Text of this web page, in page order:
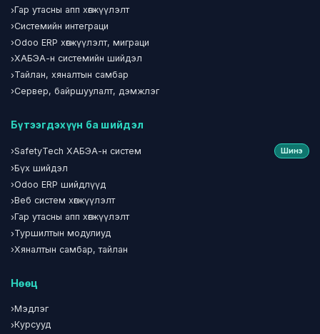
›Гар утасны апп хөгжүүлэлт
›Системийн интеграци
›Odoo ERP хөгжүүлэлт, миграци
›ХАБЭА-н системийн шийдэл
›Тайлан, хяналтын самбар
›Сервер, байршуулалт, дэмжлэг
Бүтээгдэхүүн ба шийдэл
›SafetyTech ХАБЭА-н систем Шинэ
›Бүх шийдэл
›Odoo ERP шийдлүүд
›Веб систем хөгжүүлэлт
›Гар утасны апп хөгжүүлэлт
›Туршилтын модулиуд
›Хяналтын самбар, тайлан
Нөөц
›Мэдлэг
›Курсууд